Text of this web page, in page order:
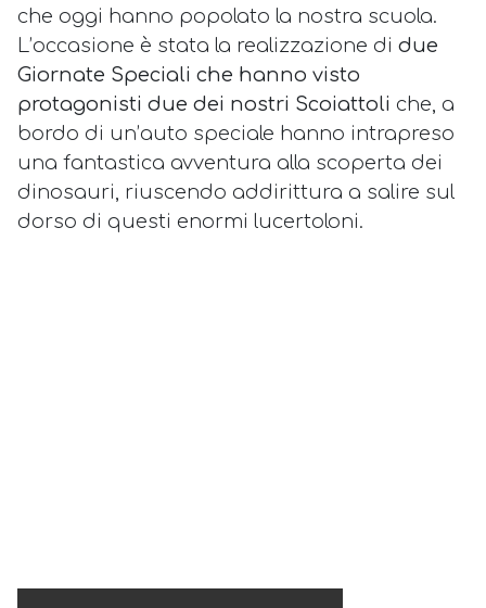
che oggi hanno popolato la nostra scuola.
L’occasione è stata la realizzazione di due
Giornate Speciali che hanno visto
protagonisti due dei nostri Scoiattoli che, a
bordo di un’auto speciale hanno intrapreso
una fantastica avventura alla scoperta dei
dinosauri, riuscendo addirittura a salire sul
dorso di questi enormi lucertoloni.